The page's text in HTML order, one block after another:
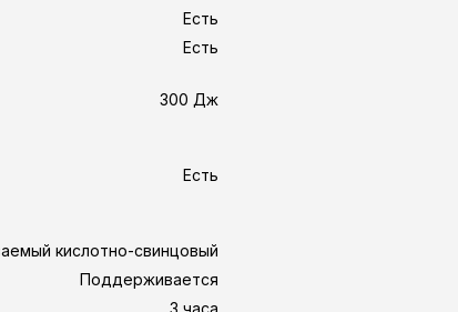
Есть
Есть
300 Дж
Есть
кислотно-свинцовый
Поддерживается
3 часа